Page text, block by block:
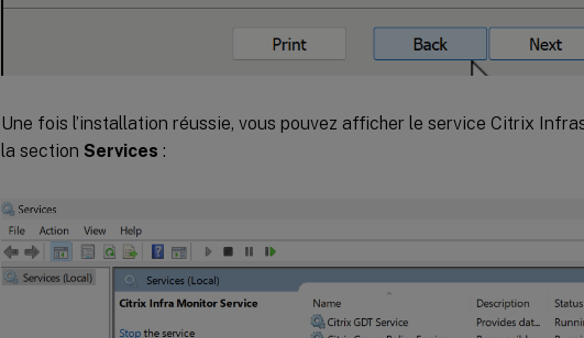
Une fois l’installation réussie, vous pouvez afficher le service Citrix
la section Services :